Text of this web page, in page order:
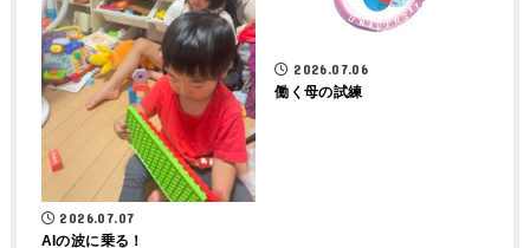
2026.07.07
AIの波に乗る！
2026.07.06
働く母の試練